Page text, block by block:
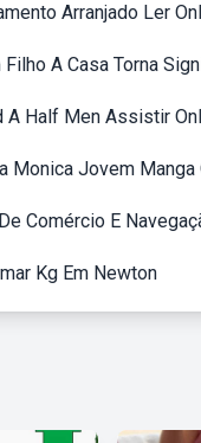
Arranjado Ler
Filho A Casa Torna
A Half Men Assistir
Monica Jovem Manga
Comércio E
Kg Em Newton